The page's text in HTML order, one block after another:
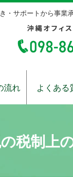
サポートから事業
流れ よくある
税制上